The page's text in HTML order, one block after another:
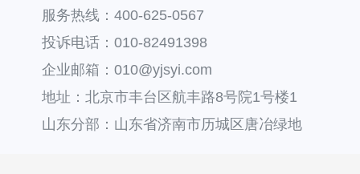
服务热线：400-625-0567
投诉电话：010-82491398
企业邮箱：010@yjsyi.com
地址：北京市丰台区航丰路8号院1号楼1
层121
山东分部：山东省济南市历城区唐冶绿地